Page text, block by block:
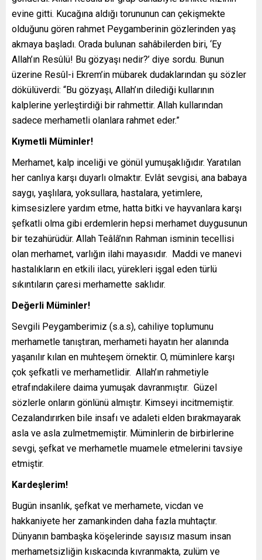
evine gitti. Kucağına aldığı torununun can çekişmekte
olduğunu gören rahmet Peygamberinin gözlerinden yaş
akmaya başladı. Orada bulunan sahâbilerden biri, ‘Ey
Allah’ın Resûlü! Bu gözyaşı nedir?’ diye sordu. Bunun
üzerine Resûl-i Ekrem’in mübarek dudaklarından şu sözler
dökülüverdi: “Bu gözyaşı, Allah’ın dilediği kullarının
kalplerine yerleştirdiği bir rahmettir. Allah kullarından
sadece merhametli olanlara rahmet eder.”
Kıymetli Müminler!
Merhamet, kalp inceliği ve gönül yumuşaklığıdır. Yaratılan
her canlıya karşı duyarlı olmaktır. Evlât sevgisi, ana babaya
saygı, yaşlılara, yoksullara, hastalara, yetimlere,
kimsesizlere yardım etme, hatta bitki ve hayvanlara karşı
şefkatli olma gibi erdemlerin hepsi merhamet duygusunun
bir tezahürüdür. Allah Teâlâ’nın Rahman isminin tecellisi
olan merhamet, varlığın ilahi mayasıdır. Maddi ve manevi
hastalıkların en etkili ilacı, yürekleri işgal eden türlü
sıkıntıların çaresi merhamette saklıdır.
Değerli Müminler!
Sevgili Peygamberimiz (s.a.s), cahiliye toplumunu
merhametle tanıştıran, merhameti hayatın her alanında
yaşanılır kılan en muhteşem örnektir. O, müminlere karşı
çok şefkatli ve merhametlidir. Allah’ın rahmetiyle
etrafındakilere daima yumuşak davranmıştır. Güzel
sözlerle onların gönlünü almıştır. Kimseyi incitmemiştir.
Cezalandırırken bile insafı ve adaleti elden bırakmayarak
asla ve asla zulmetmemiştir. Müminlerin de birbirlerine
sevgi, şefkat ve merhametle muamele etmelerini tavsiye
etmiştir.
Kardeşlerim!
Bugün insanlık, şefkat ve merhamete, vicdan ve
hakkaniyete her zamankinden daha fazla muhtaçtır.
Dünyanın bambaşka köşelerinde sayısız masum insan
merhametsizliğin kıskacında kıvranmakta, zulüm ve